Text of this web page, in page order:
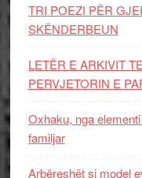
TRI POEZI PËR
SKËNDERBEUN
LETËR E ARKIVIT
PERVJETORIN E
Oxhaku, nga
familjar
Arbëreshët si model